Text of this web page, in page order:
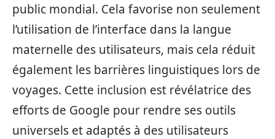
public mondial. Cela favorise non seulement
l’utilisation de l’interface dans la langue
maternelle des utilisateurs, mais cela réduit
également les barrières linguistiques lors de
voyages. Cette inclusion est révélatrice des
efforts de Google pour rendre ses outils
universels et adaptés à des utilisateurs